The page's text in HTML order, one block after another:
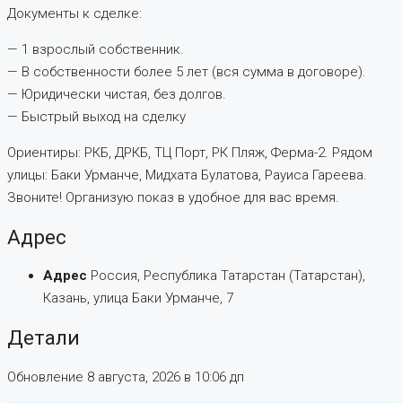
Документы к сделке:
— 1 взрослый собственник.
— В собственности более 5 лет (вся сумма в договоре).
— Юридически чистая, без долгов.
— Быстрый выход на сделку
Ориентиры: РКБ, ДРКБ, ТЦ Порт, РК Пляж, Ферма-2. Рядом
улицы: Баки Урманче, Мидхата Булатова, Рауиса Гареева.
Звоните! Организую показ в удобное для вас время.
Адрес
Адрес Россия, Республика Татарстан (Татарстан),
Казань, улица Баки Урманче, 7
Детали
Обновление 8 августа, 2026 в 10:06 дп